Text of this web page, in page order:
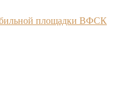
площадки ВФСК